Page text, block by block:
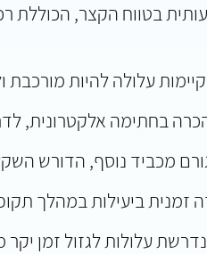
בטווח הקצר, הכוללת
עלולה להיות מורכבת
בחתימה אלקטרונית,
מכביד נוסף, הדורש
זמנית ביעילות במהלך
עלולות לגזול זמן